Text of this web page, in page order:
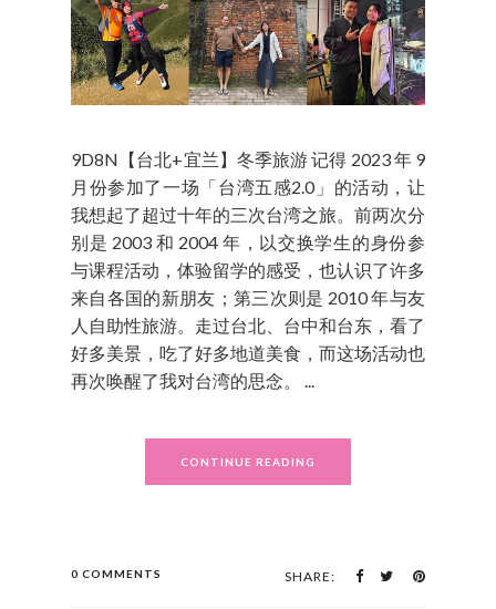
9D8N【台北+宜兰】冬季旅游 记得 2023 年 9
月份参加了一场「台湾五感2.0」的活动，让
我想起了超过十年的三次台湾之旅。前两次分
别是 2003 和 2004 年，以交换学生的身份参
与课程活动，体验留学的感受，也认识了许多
来自各国的新朋友；第三次则是 2010 年与友
人自助性旅游。走过台北、台中和台东，看了
好多美景，吃了好多地道美食，而这场活动也
再次唤醒了我对台湾的思念。 ...
CONTINUE READING
0 COMMENTS SHARE: